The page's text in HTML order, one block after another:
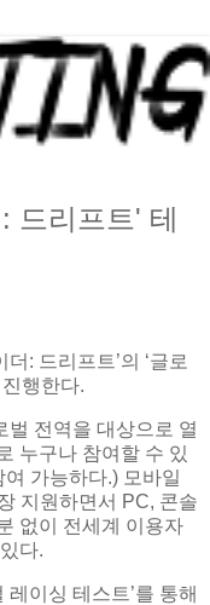
드리프트' 테
: 드리프트’의 ‘글로
행한다.
벌 전역을 대상으로 열
누구나 참여할 수 있
가능하다.) 모바일
지원하면서 PC, 콘솔
없이 전세계 이용자
다.
레이싱 테스트’를 통해